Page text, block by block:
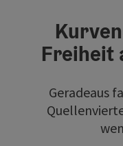
Freiheit
Geradeaus